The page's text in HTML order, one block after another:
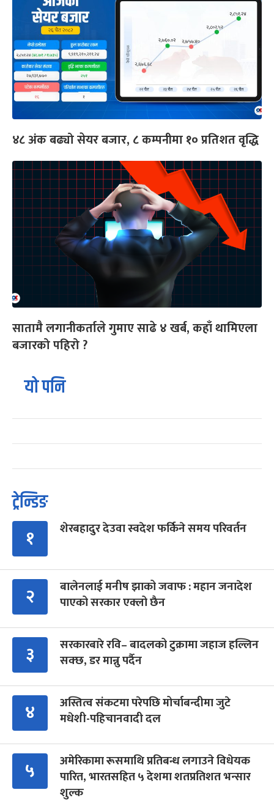
४८ अंक बढ्यो सेयर बजार, ८ कम्पनीमा १० प्रतिशत वृद्धि
सातामै लगानीकर्ताले गुमाए साढे ४ खर्ब, कहाँ थामिएला
बजारको पहिरो ?
यो पनि
ट्रेन्डिङ
१ शेरबहादुर देउवा स्वदेश फर्किने समय परिवर्तन
२
बालेनलाई मनीष झाको जवाफ : महान जनादेश
पाएको सरकार एक्लो छैन
३
सरकारबारे रवि– बादलको टुक्रामा जहाज हल्लिन
सक्छ, डर मान्नु पर्दैन
४
अस्तित्व संकटमा परेपछि मोर्चाबन्दीमा जुटे
मधेशी-पहिचानवादी दल
५
अमेरिकामा रूसमाथि प्रतिबन्ध लगाउने विधेयक
पारित, भारतसहित ५ देशमा शतप्रतिशत भन्सार
शुल्क